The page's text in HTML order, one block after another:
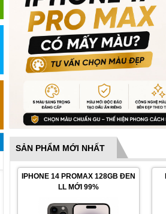
SẢN PHẨM MỚI NHẤT
IPHONE 14 PROMAX 128GB ĐEN
LL MỚI 99%